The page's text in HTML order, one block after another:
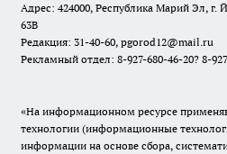
Адрес: 424000, Республика Марий Эл,
63В
Редакция: 31-40-60, pgorod12@mail.ru
Рекламный отдел: 8-927-680-46-20? 8-
«На информационном ресурсе
технологии (информационные
информации на основе сбора,